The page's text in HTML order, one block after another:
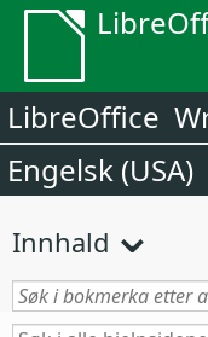
LibreOffice
Engelsk (USA)
Innhald